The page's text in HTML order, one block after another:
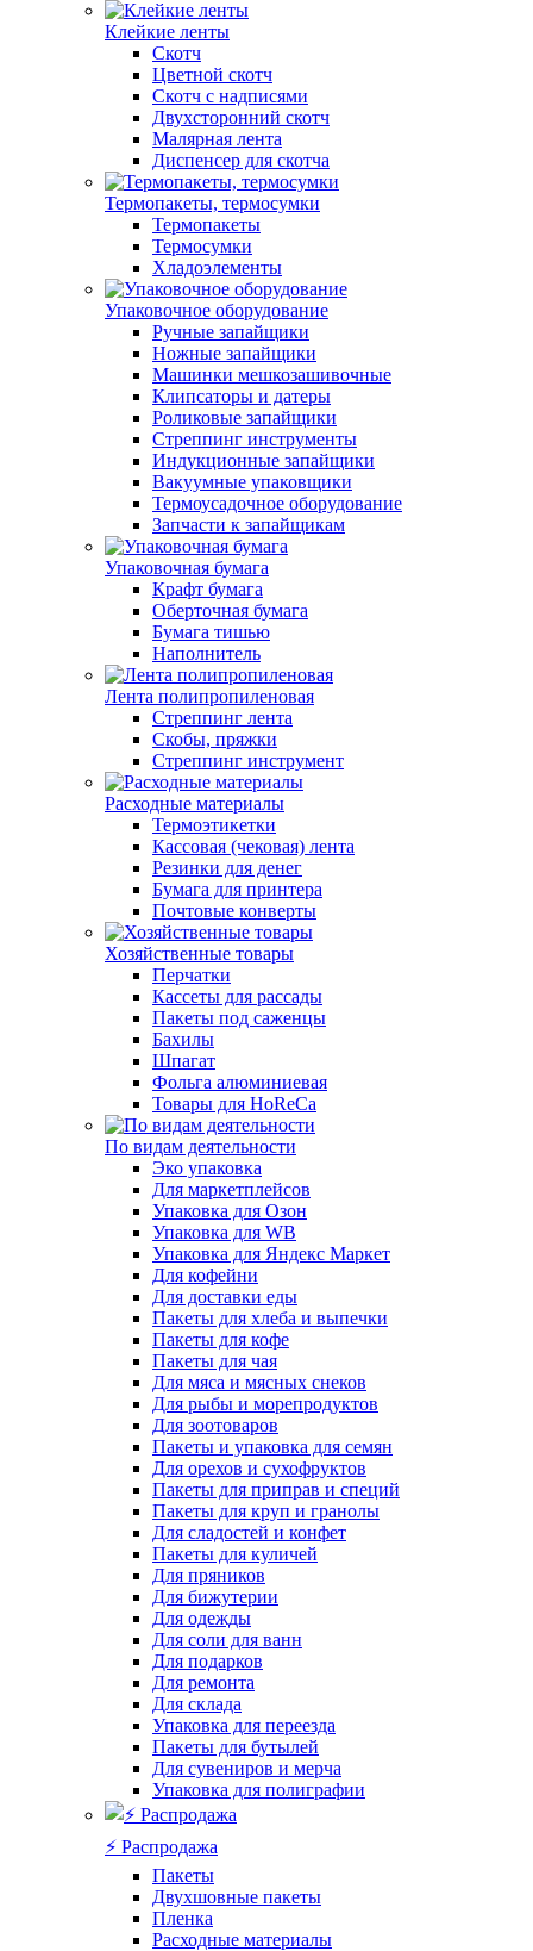
Клейкие ленты
Скотч
Цветной скотч
Скотч с надписями
Двухсторонний скотч
Малярная лента
Диспенсер для скотча
Термопакеты, термосумки
Термопакеты
Термосумки
Хладоэлементы
Упаковочное оборудование
Ручные запайщики
Ножные запайщики
Машинки мешкозашивочные
Клипсаторы и датеры
Роликовые запайщики
Стреппинг инструменты
Индукционные запайщики
Вакуумные упаковщики
Термоусадочное оборудование
Запчасти к запайщикам
Упаковочная бумага
Крафт бумага
Оберточная бумага
Бумага тишью
Наполнитель
Лента полипропиленовая
Стреппинг лента
Скобы, пряжки
Стреппинг инструмент
Расходные материалы
Термоэтикетки
Кассовая (чековая) лента
Резинки для денег
Бумага для принтера
Почтовые конверты
Хозяйственные товары
Перчатки
Кассеты для рассады
Пакеты под саженцы
Бахилы
Шпагат
Фольга алюминиевая
Товары для HoReCa
По видам деятельности
Эко упаковка
Для маркетплейсов
Упаковка для Озон
Упаковка для WB
Упаковка для Яндекс Маркет
Для кофейни
Для доставки еды
Пакеты для хлеба и выпечки
Пакеты для кофе
Пакеты для чая
Для мяса и мясных снеков
Для рыбы и морепродуктов
Для зоотоваров
Пакеты и упаковка для семян
Для орехов и сухофруктов
Пакеты для приправ и специй
Пакеты для круп и гранолы
Для сладостей и конфет
Пакеты для куличей
Для пряников
Для бижутерии
Для одежды
Для соли для ванн
Для подарков
Для ремонта
Для склада
Упаковка для переезда
Пакеты для бутылей
Для сувениров и мерча
Упаковка для полиграфии
⚡️ Распродажа
Пакеты
Двухшовные пакеты
Пленка
Расходные материалы